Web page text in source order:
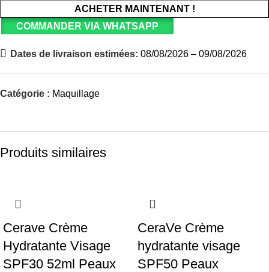
ACHETER MAINTENANT !
COMMANDER VIA WHATSAPP
Dates de livraison estimées: 08/08/2026 – 09/08/2026
Catégorie : Maquillage
Produits similaires
Cerave Crème
Hydratante Visage
SPF30 52ml Peaux
CeraVe Crème
hydratante visage
SPF50 Peaux